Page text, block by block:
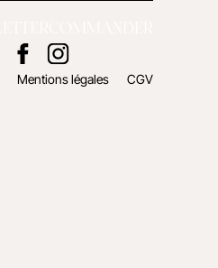
Mentions légales CGV